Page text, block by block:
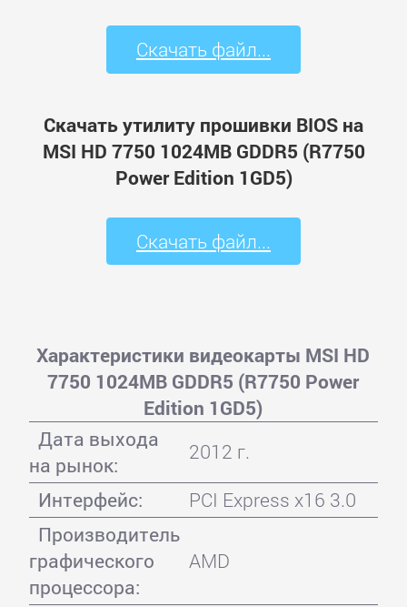
Скачать файл...
Скачать утилиту прошивки BIOS на
MSI HD 7750 1024MB GDDR5 (R7750
Power Edition 1GD5)
Скачать файл...
Характеристики видеокарты MSI HD
7750 1024MB GDDR5 (R7750 Power
Edition 1GD5)
Дата выхода
на рынок:
2012 г.
Интерфейс:
PCI Express x16 3.0
Производитель
графического
процессора:
AMD